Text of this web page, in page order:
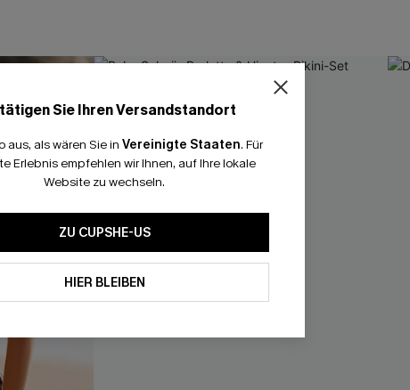
Sie Ihren Versandstandort
aus, als wären Sie in Vereinigte Staaten. Für
Erlebnis empfehlen wir Ihnen, auf Ihre lokale
Website zu wechseln.
ZU CUPSHE-US
HIER BLEIBEN